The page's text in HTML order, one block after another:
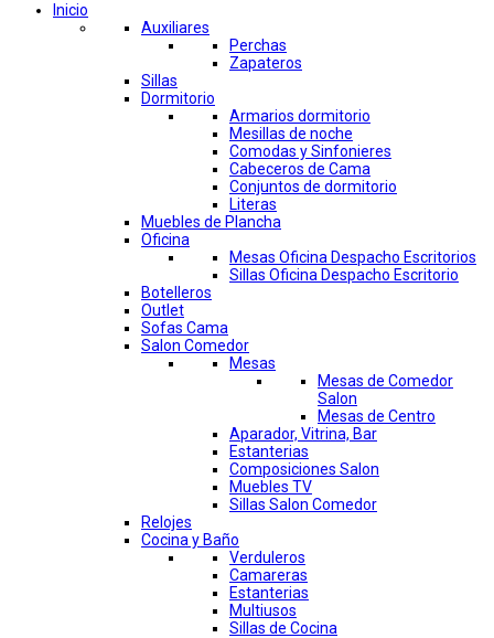
Inicio
Auxiliares
Perchas
Zapateros
Sillas
Dormitorio
Armarios dormitorio
Mesillas de noche
Comodas y Sinfonieres
Cabeceros de Cama
Conjuntos de dormitorio
Literas
Muebles de Plancha
Oficina
Mesas Oficina Despacho Escritorios
Sillas Oficina Despacho Escritorio
Botelleros
Outlet
Sofas Cama
Salon Comedor
Mesas
Mesas de Comedor
Salon
Mesas de Centro
Aparador, Vitrina, Bar
Estanterias
Composiciones Salon
Muebles TV
Sillas Salon Comedor
Relojes
Cocina y Baño
Verduleros
Camareras
Estanterias
Multiusos
Sillas de Cocina